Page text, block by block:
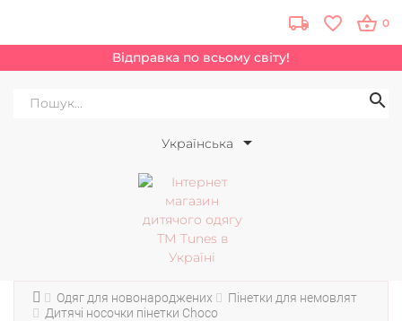
Відправка по всьому світу!
Українська
0
Одяг для новонароджених
Пінетки для немовлят
Дитячі носочки пінетки Choco